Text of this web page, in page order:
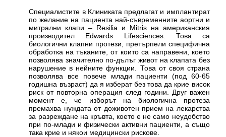
Специалистите в Клиниката предлагат и имплантират
по желание на пациента най-съвременните аортни и
митрални клапи – Resilia и Mitris на американския
производител Edwards Lifesciences. Това са
биологични клапни протези, претърпели специфична
обработка на тъканите, от които са направени, което
позволява значително по-дълъг живот на клапата без
нарушение в нейните функции. Това от своя страна
позволява все повече млади пациенти (под 60-65
годишна възраст) да я изберат без това да крие висок
риск от повторна операция след години. Друг важен
момент е, че изборът на биологична протеза
премахва нуждата от доживотен прием на лекарства
за разреждане на кръвта, което е не само неудобство
при по-млади и физически активни пациенти, а също
така крие и някои медицински рискове.